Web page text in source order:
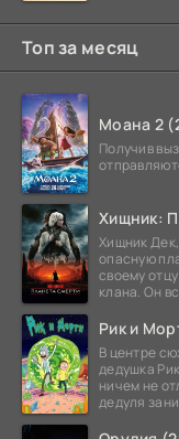
Топ за месяц
Моана 2
Получив
Хищник:
Хищник
опасную
своему
клана. Он
Рик и
В центре
дедушка
ничем не
дедуля